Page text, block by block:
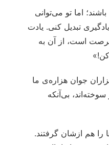
اما تو می‌توانی
تبدیل کنی. یادت
است، از آن به
جوان هزاره‌ی ما
بی‌آنکه
را هم ازشان گرفتند.